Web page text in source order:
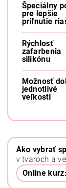
Špeciálny
pre lepšie
priľnutie
Rýchlosť
zafarbenia
silikónu
Možnosť
jednotlivé
veľkosti
Ako vybrať
v tvaroch a
Online